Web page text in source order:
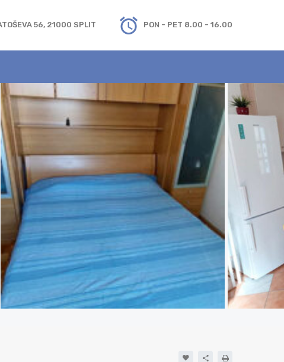
56, 21000 SPLIT PON - PET 8.00 - 16.00